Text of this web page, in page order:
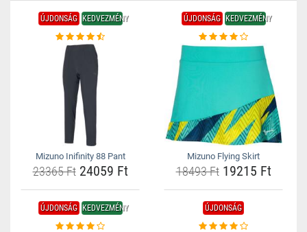
ÚJDONSÁG KEDVEZMÉNY
Mizuno Inifinity 88 Pant
23365 Ft24059 Ft
ÚJDONSÁG KEDVEZMÉNY
Mizuno Flying Skirt
18493 Ft19215 Ft
ÚJDONSÁG KEDVEZMÉNY ÚJDONSÁG